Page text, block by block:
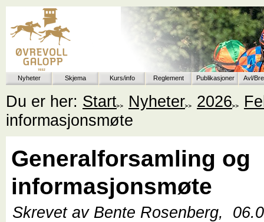
Nyheter Skjema Kurs/info Reglement Publikasjoner Avl/
Du er her: Start Nyheter 2026
informasjonsmøte
Generalforsamling og
informasjonsmøte
Skrevet av Bente Rosenberg,